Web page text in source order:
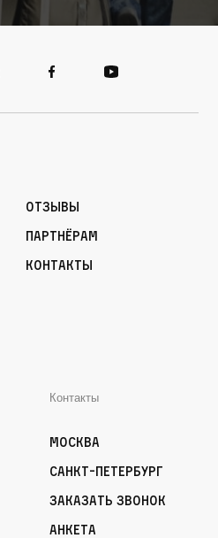
Отзывы
Партнёрам
Контакты
Контакты
Москва
Санкт-Петербург
Заказать звонок
Анкета